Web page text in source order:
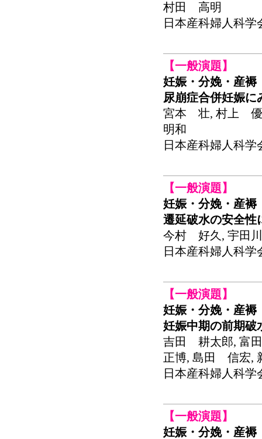
村田 高明
日本産科婦人科学
【一般演題】
妊娠・分娩・産褥
尿崩症合併妊娠に
宮本 壮, 村上
明和
日本産科婦人科学
【一般演題】
妊娠・分娩・産褥
遷延破水の安全性
今村 好久, 宇田
日本産科婦人科学
【一般演題】
妊娠・分娩・産褥
妊娠中期の前期破
吉田 耕太郎, 富
正博, 島田 信宏,
日本産科婦人科学
【一般演題】
妊娠・分娩・産褥